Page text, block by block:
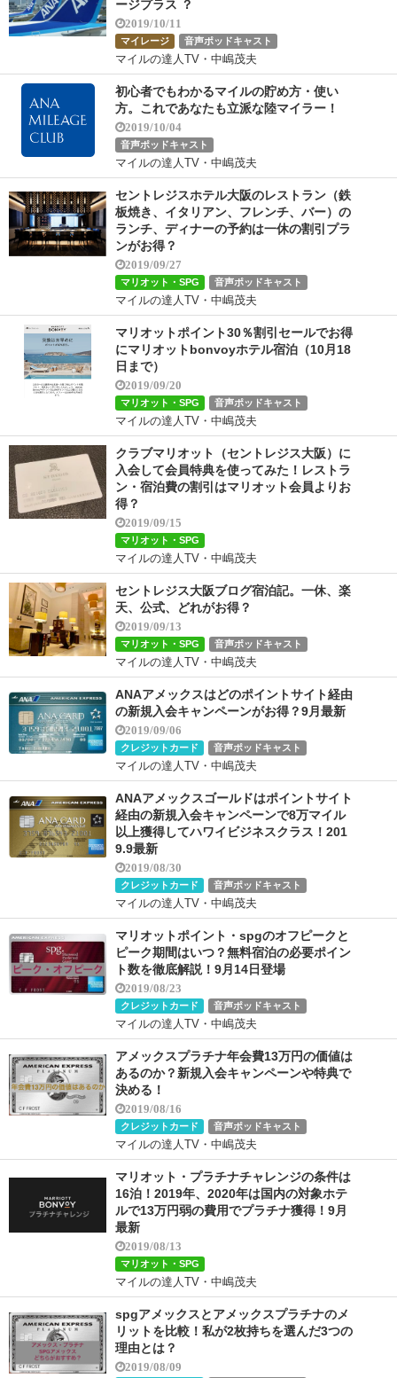
ージプラス ？
2019/10/11
マイレージ 音声ポッドキャスト
マイルの達人TV・中嶋茂夫
初心者でもわかるマイルの貯め方・使い
方。これであなたも立派な陸マイラー！
2019/10/04
音声ポッドキャスト
マイルの達人TV・中嶋茂夫
セントレジスホテル大阪のレストラン（鉄
板焼き、イタリアン、フレンチ、バー）の
ランチ、ディナーの予約は一休の割引プラ
ンがお得？
2019/09/27
マリオット・SPG 音声ポッドキャスト
マイルの達人TV・中嶋茂夫
マリオットポイント30％割引セールでお得
にマリオットbonvoyホテル宿泊（10月18
日まで）
2019/09/20
マリオット・SPG 音声ポッドキャスト
マイルの達人TV・中嶋茂夫
クラブマリオット（セントレジス大阪）に
入会して会員特典を使ってみた！レストラ
ン・宿泊費の割引はマリオット会員よりお
得？
2019/09/15
マリオット・SPG
マイルの達人TV・中嶋茂夫
セントレジス大阪ブログ宿泊記。一休、楽
天、公式、どれがお得？
2019/09/13
マリオット・SPG 音声ポッドキャスト
マイルの達人TV・中嶋茂夫
ANAアメックスはどのポイントサイト経由
の新規入会キャンペーンがお得？9月最新
2019/09/06
クレジットカード 音声ポッドキャスト
マイルの達人TV・中嶋茂夫
ANAアメックスゴールドはポイントサイト
経由の新規入会キャンペーンで8万マイル
以上獲得してハワイビジネスクラス！201
9.9最新
2019/08/30
クレジットカード 音声ポッドキャスト
マイルの達人TV・中嶋茂夫
マリオットポイント・spgのオフピークと
ピーク期間はいつ？無料宿泊の必要ポイン
ト数を徹底解説！9月14日登場
2019/08/23
クレジットカード 音声ポッドキャスト
マイルの達人TV・中嶋茂夫
アメックスプラチナ年会費13万円の価値は
あるのか？新規入会キャンペーンや特典で
決める！
2019/08/16
クレジットカード 音声ポッドキャスト
マイルの達人TV・中嶋茂夫
マリオット・プラチナチャレンジの条件は
16泊！2019年、2020年は国内の対象ホテ
ルで13万円弱の費用でプラチナ獲得！9月
最新
2019/08/13
マリオット・SPG
マイルの達人TV・中嶋茂夫
spgアメックスとアメックスプラチナのメ
リットを比較！私が2枚持ちを選んだ3つの
理由とは？
2019/08/09